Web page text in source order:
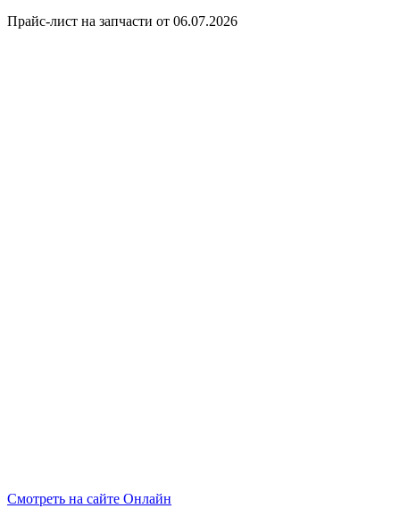
Прайс-лист на запчасти от 06.07.2026
Смотреть на сайте Онлайн